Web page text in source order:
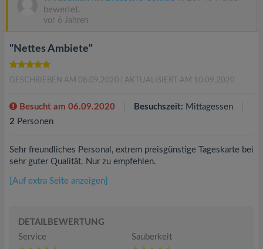
bewertet.
vor 6 Jahren
"Nettes Ambiete"
GESCHRIEBEN AM 08.09.2020 | AKTUALISIERT AM 10.09.2020
Besucht am 06.09.2020 Besuchszeit: Mittagessen
2 Personen
Sehr freundliches Personal, extrem preisgünstige Tageskarte bei
sehr guter Qualität. Nur zu empfehlen.
[Auf extra Seite anzeigen]
DETAILBEWERTUNG
Service
Sauberkeit